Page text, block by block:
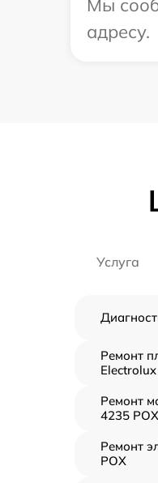
Мы
адресу.
Услуга
Ремонт
Ремонт
4235 POX
Ремонт
POX